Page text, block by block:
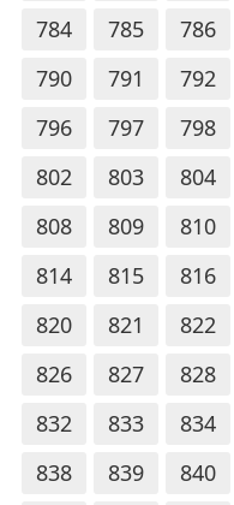
784
785 786
790
791 792
796
797 798
802
803 804
808
809 810
814
815 816
820
821 822
826
827 828
832
833 834
838
839 840